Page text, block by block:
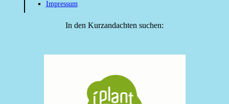
Impressum
In den Kurzandachten suchen: